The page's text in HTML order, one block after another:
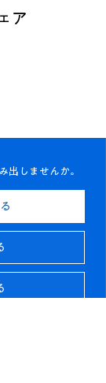
ア
出しませんか。